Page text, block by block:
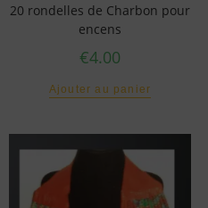
20 rondelles de Charbon pour
encens
€4.00
Ajouter au panier